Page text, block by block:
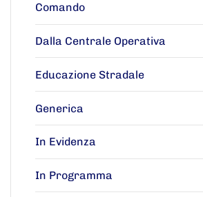
Comando
Dalla Centrale Operativa
Educazione Stradale
Generica
In Evidenza
In Programma